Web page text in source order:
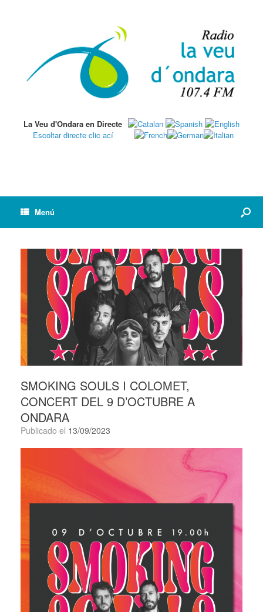
La Veu d'Ondara en Directe
Escoltar directe clic ací
Menú
SMOKING SOULS I COLOMET,
CONCERT DEL 9 D’OCTUBRE A
ONDARA
Publicado el 13/09/2023